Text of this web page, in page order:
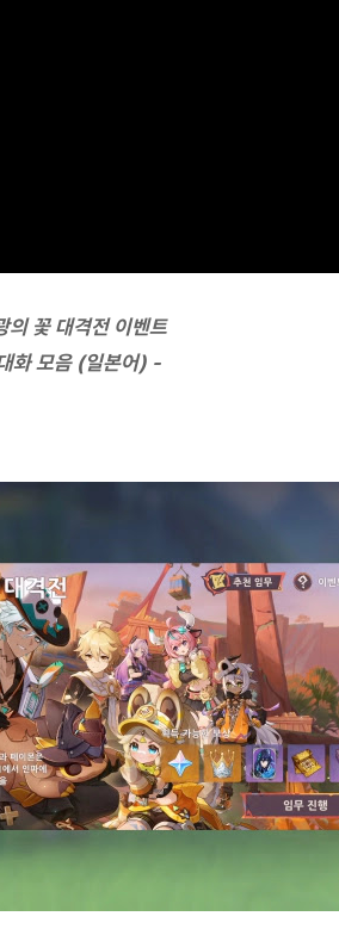
의 꽃 대격전 이벤트
화 모음 (일본어) -